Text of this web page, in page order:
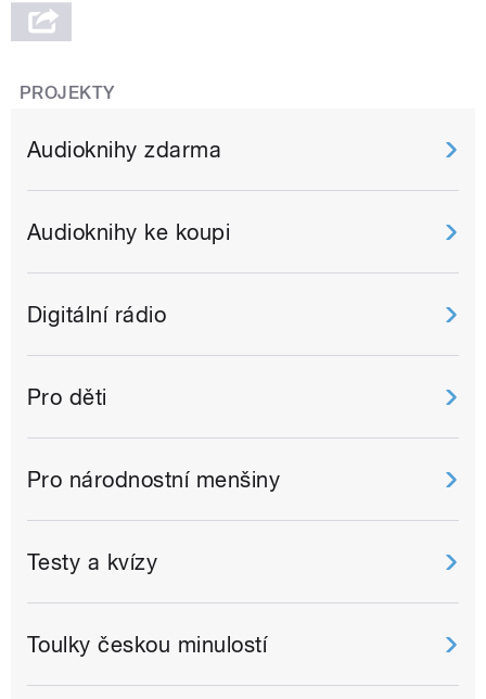
PROJEKTY
Audioknihy zdarma
Audioknihy ke koupi
Digitální rádio
Pro děti
Pro národnostní menšiny
Testy a kvízy
Toulky českou minulostí